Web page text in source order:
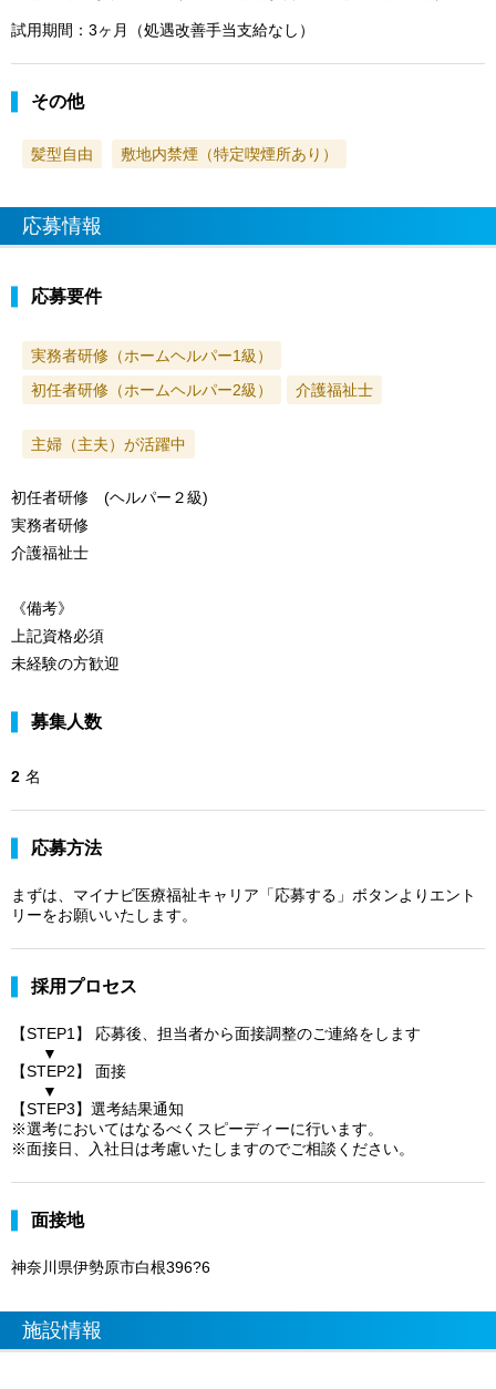
試用期間：3ヶ月（処遇改善手当支給なし）
その他
髪型自由 敷地内禁煙（特定喫煙所あり）
応募情報
応募要件
実務者研修（ホームヘルパー1級）
初任者研修（ホームヘルパー2級）
介護福祉士
主婦（主夫）が活躍中
初任者研修 (ヘルパー２級)
実務者研修
介護福祉士
《備考》
上記資格必須
未経験の方歓迎
募集人数
2 名
応募方法
まずは、マイナビ医療福祉キャリア「応募する」ボタンよりエント
リーをお願いいたします。
採用プロセス
【STEP1】 応募後、担当者から面接調整のご連絡をします
▼
【STEP2】 面接
▼
【STEP3】選考結果通知
※選考においてはなるべくスピーディーに行います。
※面接日、入社日は考慮いたしますのでご相談ください。
面接地
神奈川県伊勢原市白根396?6
施設情報